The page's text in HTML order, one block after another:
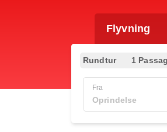
Flyvning
Rundtur 1
Fra